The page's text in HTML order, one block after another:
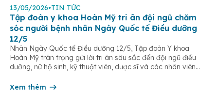
13/05/2026•TIN TỨC
Tập đoàn y khoa Hoàn Mỹ tri ân đội ngũ chăm
sóc người bệnh nhân Ngày Quốc tế Điều dưỡng
12/5
Nhân Ngày Quốc tế Điều dưỡng 12/5, Tập đoàn Y khoa
Hoàn Mỹ trân trọng gửi lời tri ân sâu sắc đến đội ngũ điều
dưỡng, nữ hộ sinh, kỹ thuật viên, dược sĩ và các nhân viên
âm thầm đồng hành trên […]
Xem thêm